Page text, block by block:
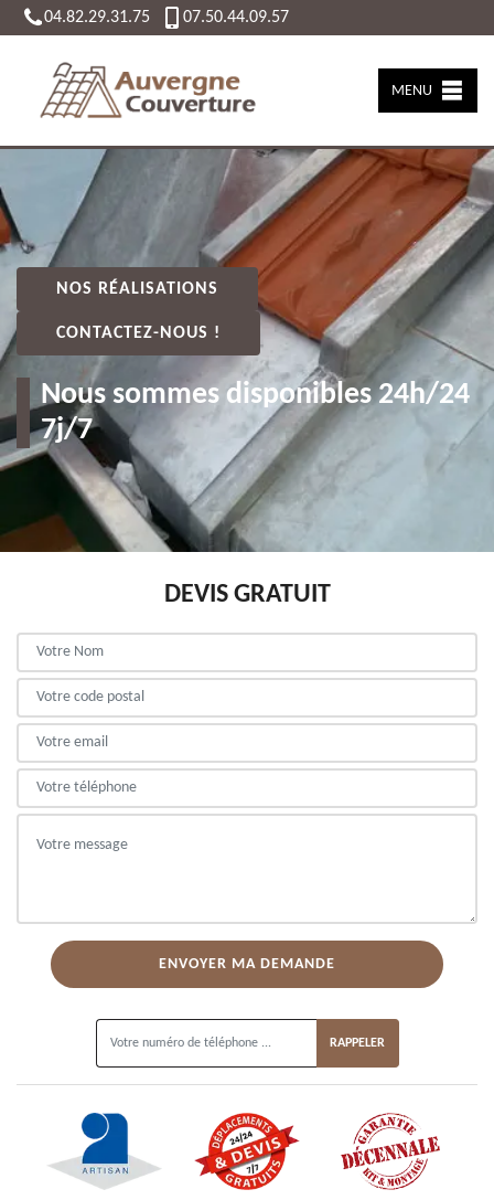
04.82.29.31.75 07.50.44.09.57
MENU
NOS RÉALISATIONS
CONTACTEZ-NOUS !
Nous sommes disponibles 24h/24
7j/7
DEVIS GRATUIT